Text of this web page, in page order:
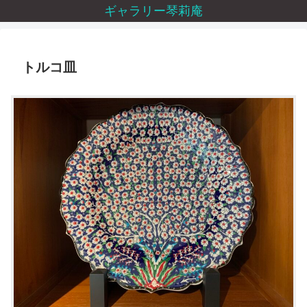
ギャラリー琴莉庵
トルコ皿